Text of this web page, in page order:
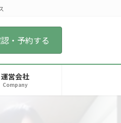
・予約する
運営会社
Company